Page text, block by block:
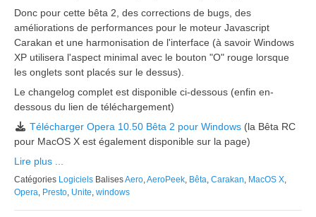
Donc pour cette bêta 2, des corrections de bugs, des
améliorations de performances pour le moteur Javascript
Carakan et une harmonisation de l'interface (à savoir Windows
XP utilisera l'aspect minimal avec le bouton "O" rouge lorsque
les onglets sont placés sur le dessus).
Le changelog complet est disponible ci-dessous (enfin en-
dessous du lien de téléchargement)
Télécharger Opera 10.50 Bêta 2 pour Windows(la Bêta RC
pour MacOS X est également disponible sur la page)
Lire plus ...
Catégories Logiciels BalisesAero AeroPeek Bêta Carakan MacOS X
Opera Presto Unite windows